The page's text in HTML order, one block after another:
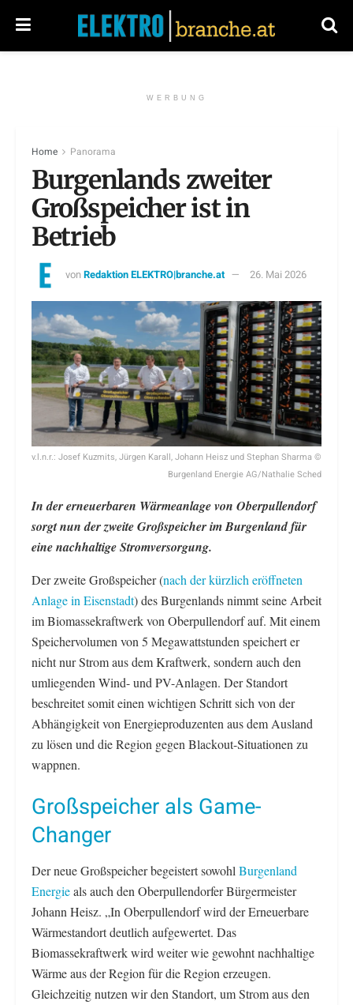
WERBUNG
Home Panorama
Burgenlands zweiter
Großspeicher ist in
Betrieb
vonRedaktion ELEKTRO|branche.at 26. Mai 2026
v.l.n.r.: Josef Kuzmits, Jürgen Karall, Johann Heisz und Stephan Sharma ©
Burgenland Energie AG/Nathalie Sched
In der erneuerbaren Wärmeanlage von Oberpullendorf
sorgt nun der zweite Großspeicher im Burgenland für
eine nachhaltige Stromversorgung.
Der zweite Großspeicher (nach der kürzlich eröffneten
Anlage in Eisenstadt) des Burgenlands nimmt seine Arbeit
im Biomassekraftwerk von Oberpullendorf auf. Mit einem
Speichervolumen von 5 Megawattstunden speichert er
nicht nur Strom aus dem Kraftwerk, sondern auch den
umliegenden Wind- und PV-Anlagen. Der Standort
beschreitet somit einen wichtigen Schritt sich von der
Abhängigkeit von Energieproduzenten aus dem Ausland
zu lösen und die Region gegen Blackout-Situationen zu
wappnen.
Großspeicher als Game-
Changer
Der neue Großspeicher begeistert sowohl Burgenland
Energieals auch den Oberpullendorfer Bürgermeister
Johann Heisz. „In Oberpullendorf wird der Erneuerbare
Wärmestandort deutlich aufgewertet. Das
Biomassekraftwerk wird weiter wie gewohnt nachhaltige
Wärme aus der Region für die Region erzeugen.
Gleichzeitig nutzen wir den Standort, um Strom aus den